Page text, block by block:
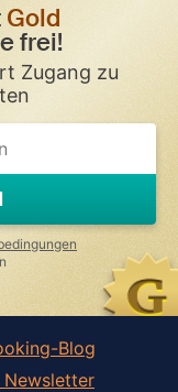
Gold
frei!
Zugang zu
Blog
Newsletter